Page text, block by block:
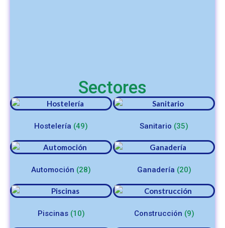
Sectores
Hostelería (49) Sanitario (35)
Automoción (28) Ganadería (20)
Piscinas (10) Construcción (9)